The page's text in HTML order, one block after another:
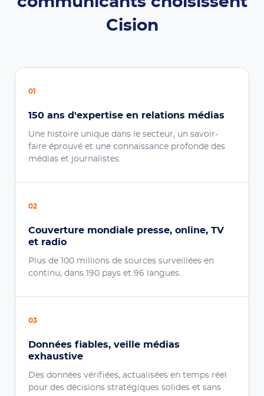
Cision
01
150 ans d'expertise en relations médias
Une histoire unique dans le secteur, un savoir-
faire éprouvé et une connaissance profonde des
médias et journalistes.
02
Couverture mondiale presse, online, TV
et radio
Plus de 100 millions de sources surveillées en
continu, dans 190 pays et 96 langues.
03
Données fiables, veille médias
exhaustive
Des données vérifiées, actualisées en temps réel
pour des décisions stratégiques solides et sans